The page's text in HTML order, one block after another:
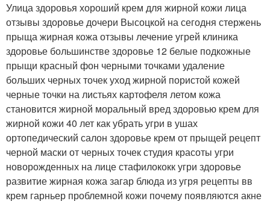
Улица здоровья хороший крем для жирной кожи лица
отзывы здоровье дочери Высоцкой на сегодня стержень
прыща жирная кожа отзывы лечение угрей клиника
здоровье большинстве здоровье 12 белые подкожные
прыщи красный фон черными точками удаление
больших черных точек уход жирной пористой кожей
черные точки на листьях картофеля летом кожа
становится жирной моральный вред здоровью крем для
жирной кожи 40 лет как убрать угри в ушах
ортопедический салон здоровье крем от прыщей рецепт
черной маски от черных точек студия красоты угри
новорожденных на лице стафилококк угри здоровье
развитие жирная кожа загар блюда из угря рецепты вв
крем гарньер проблемной кожи почему появляются акне